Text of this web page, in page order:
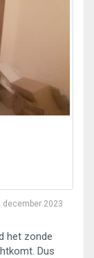
december 2023
het zonde
Dus